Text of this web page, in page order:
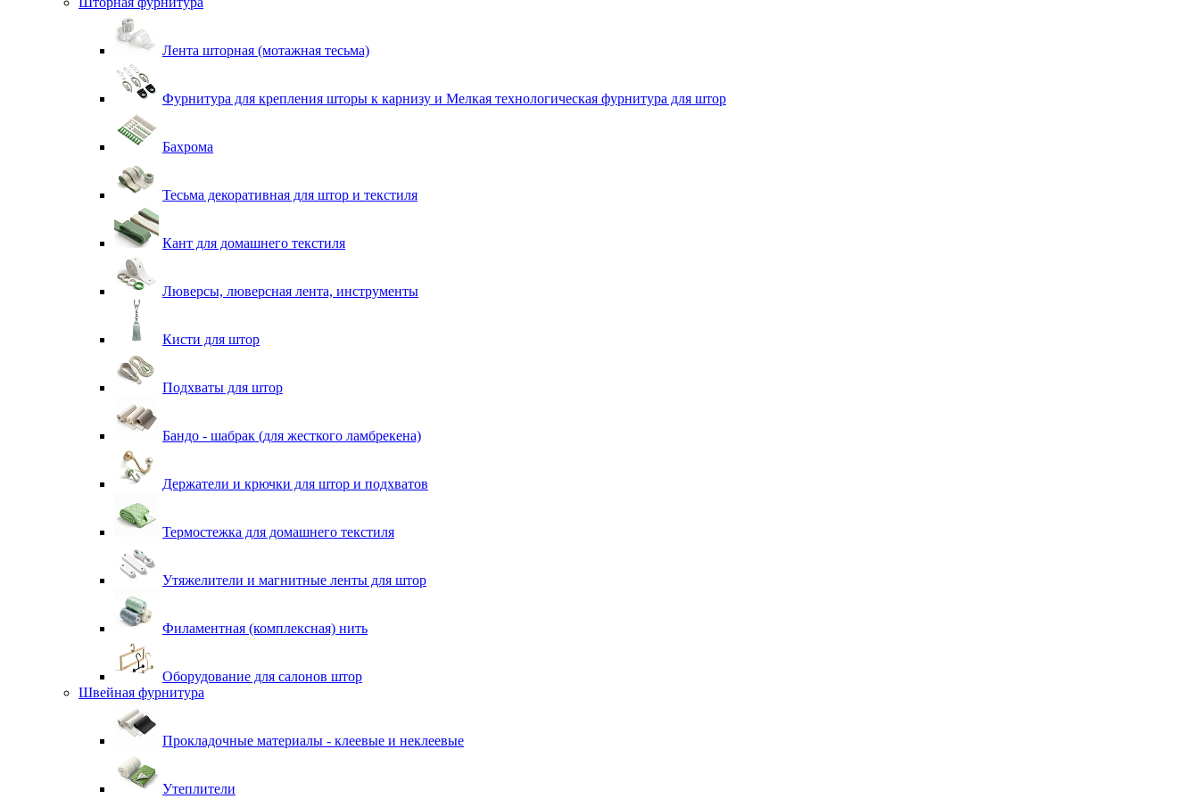
Лента шторная (мотажная тесьма)
Фурнитура для крепления шторы к карнизу и Мелкая технологическая фурнитура для штор
Бахрома
Тесьма декоративная для штор и текстиля
Кант для домашнего текстиля
Люверсы, люверсная лента, инструменты
Кисти для штор
Подхваты для штор
Бандо - шабрак (для жесткого ламбрекена)
Держатели и крючки для штор и подхватов
Термостежка для домашнего текстиля
Утяжелители и магнитные ленты для штор
Филаментная (комплексная) нить
Оборудование для салонов штор
Швейная фурнитура
Прокладочные материалы - клеевые и неклеевые
Утеплители